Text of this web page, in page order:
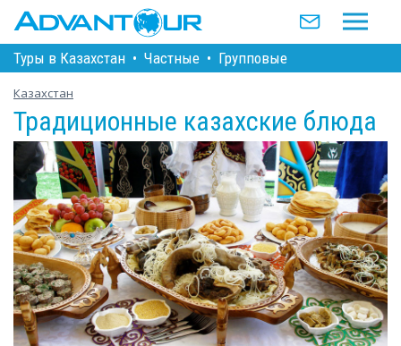
Туры в Казахстан • Частные • Групповые
Казахстан
Традиционные казахские блюда